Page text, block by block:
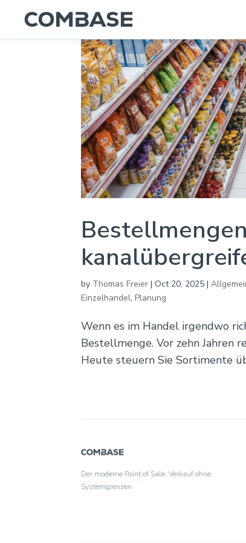
by Thomas Freier |Oct 20, 2025 |
Einzelhandel,Planung
Wenn es im Handel irgendwo
Bestellmenge. Vor zehn Jahren
Heute steuern Sie Sortimente
Der moderne Point of Sale. Verkauf ohne
Systemgrenzen.